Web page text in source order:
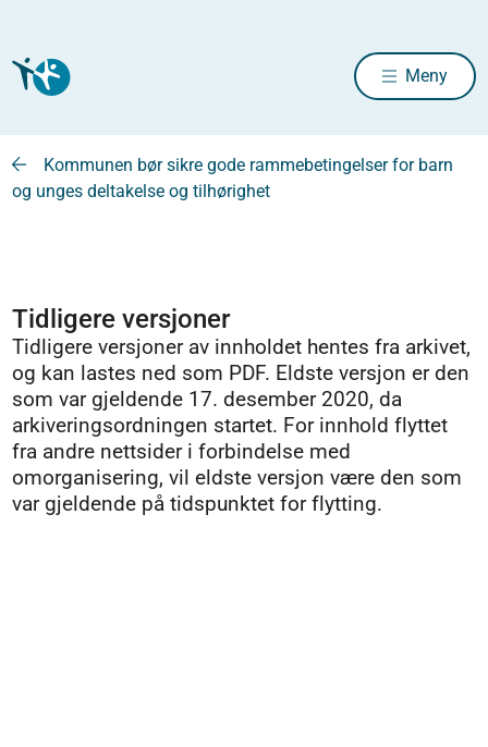
Meny
Kommunen bør sikre gode rammebetingelser for barn
og unges deltakelse og tilhørighet
Tidligere versjoner
Tidligere versjoner av innholdet hentes fra arkivet,
og kan lastes ned som PDF. Eldste versjon er den
som var gjeldende 17. desember 2020, da
arkiveringsordningen startet. For innhold flyttet
fra andre nettsider i forbindelse med
omorganisering, vil eldste versjon være den som
var gjeldende på tidspunktet for flytting.